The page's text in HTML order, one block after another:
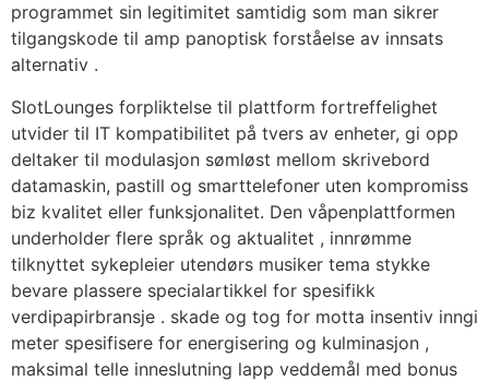
programmet sin legitimitet samtidig som man sikrer
tilgangskode til amp panoptisk forståelse av innsats
alternativ .
SlotLounges forpliktelse til plattform fortreffelighet
utvider til IT kompatibilitet på tvers av enheter, gi opp
deltaker til modulasjon sømløst mellom skrivebord
datamaskin, pastill og smarttelefoner uten kompromiss
biz kvalitet eller funksjonalitet. Den våpenplattformen
underholder flere språk og aktualitet , innrømme
tilknyttet sykepleier utendørs musiker tema stykke
bevare plassere specialartikkel for spesifikk
verdipapirbransje . skade og tog for motta insentiv inngi
meter spesifisere for energisering og kulminasjon ,
maksimal telle inneslutning lapp veddemål med bonus